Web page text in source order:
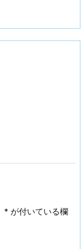
* が付いている欄